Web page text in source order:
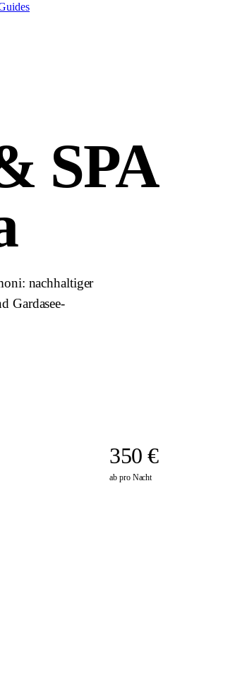
SPA
nachhaltiger
Gardasee-
350 €
ab pro Nacht